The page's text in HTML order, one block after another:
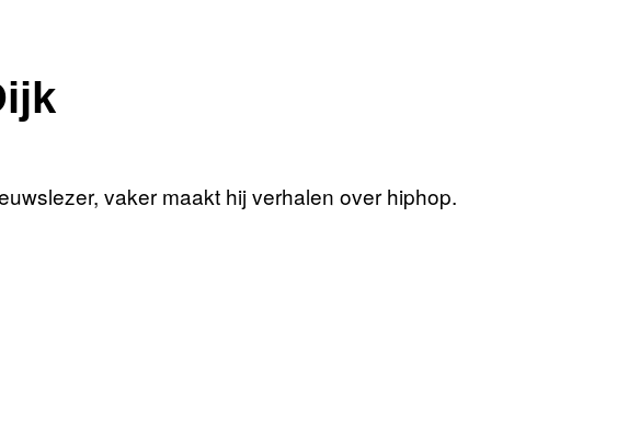
vaker maakt hij verhalen over hiphop.